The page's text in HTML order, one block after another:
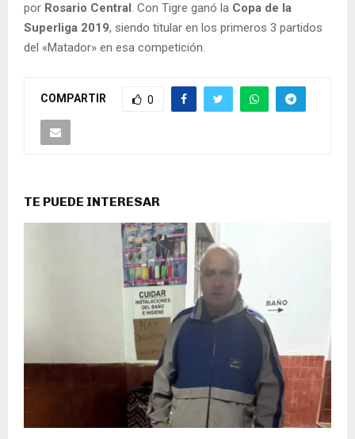
por Rosario Central . Con Tigre ganó la Copa de la
Superliga 2019, siendo titular en los primeros 3 partidos
del «Matador» en esa competición.
COMPARTIR 0
TE PUEDE INTERESAR